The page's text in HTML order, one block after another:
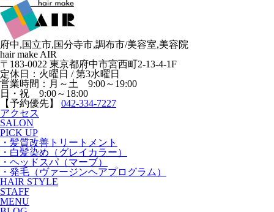
府中,国立市,国分寺市,調布市/美容室,美容院
hair make AIR
〒183-0022 東京都府中市宮西町2-13-4-1F
定休日：火曜日 / 第3水曜日
営業時間：月～土 9:00～19:00
日・祝 9:00～18:00
【予約優先】 042-334-7227
アクセス
SALON
PICK UP
・髪質改善トリートメント
・白髪染め（グレイカラー）
・ヘッドスパ（マーブ）
・発毛（ヴァージンヘアプログラム）
HAIR STYLE
STAFF
MENU